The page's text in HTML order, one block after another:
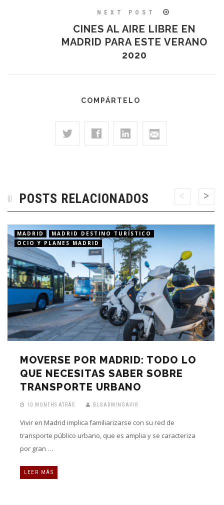
NEXT POST
CINES AL AIRE LIBRE EN
MADRID PARA ESTE VERANO
2020
COMPÁRTELO
POSTS RELACIONADOS
MADRID
MADRID DESTINO TURÍSTICO
OCIO Y PLANES MADRID
MOVERSE POR MADRID: TODO LO
QUE NECESITAS SABER SOBRE
TRANSPORTE URBANO
10 MONTHS ATRÁS BLGADMINGAVIR
Vivir en Madrid implica familiarizarse con su red de
transporte público urbano, que es amplia y se caracteriza
por gran …
LEER MÁS